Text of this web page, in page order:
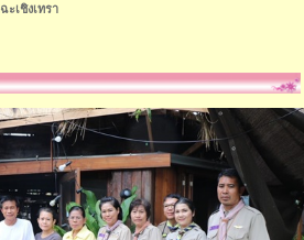
ะเชิงเทรา